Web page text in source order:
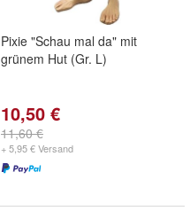
Pixie "Schau mal da" mit
grünem Hut (Gr. L)
10,50 €
11,60 €
+ 5,95 € Versand